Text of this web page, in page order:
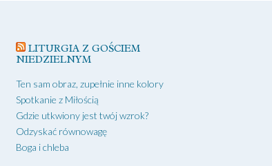
LITURGIA Z GOŚCIEM
NIEDZIELNYM
Ten sam obraz, zupełnie inne kolory
Spotkanie z Miłością
Gdzie utkwiony jest twój wzrok?
Odzyskać równowagę
Boga i chleba